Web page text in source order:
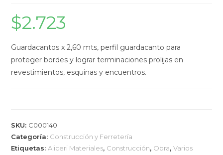
$2.723
Guardacantos x 2,60 mts, perfil guardacanto para
proteger bordes y lograr terminaciones prolijas en
revestimientos, esquinas y encuentros.
SKU: C000140
Categoría: Construcción y Ferretería
Etiquetas: Aliceri Materiales, Construcción, Obra,Varios